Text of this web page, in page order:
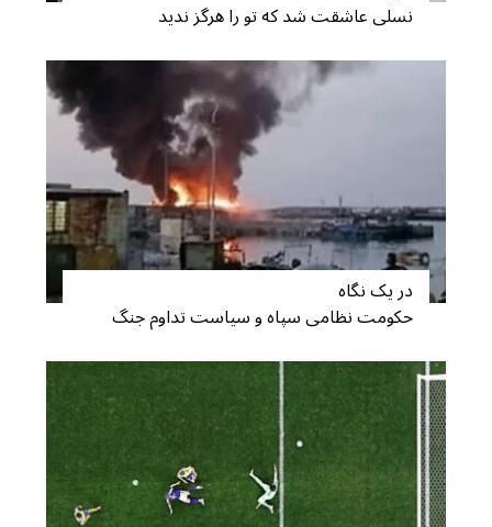
نسلی عاشقت شد که تو را هرگز ندید
در یک نگاه
حکومت نظامی سپاه و سیاست تداوم جنگ